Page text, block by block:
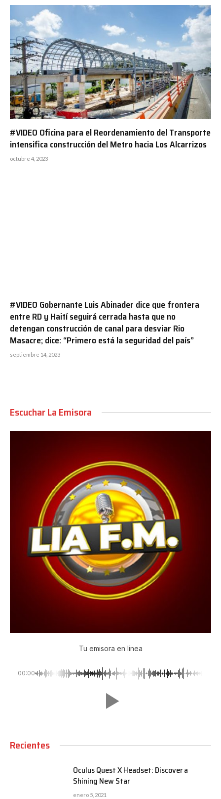
#VIDEO Oficina para el Reordenamiento del Transporte
intensifica construcción del Metro hacia Los Alcarrizos
octubre 4, 2023
#VIDEO Gobernante Luis Abinader dice que frontera
entre RD y Haití seguirá cerrada hasta que no
detengan construcción de canal para desviar Rio
Masacre; dice: “Primero está la seguridad del país”
septiembre 14, 2023
Escuchar La Emisora
Tu emisora en linea
00:00
Recientes
Oculus Quest X Headset: Discover a
Shining New Star
enero 5, 2021